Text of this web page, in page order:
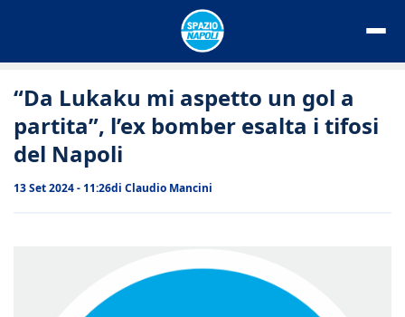
“Da Lukaku mi aspetto un gol a
partita”, l’ex bomber esalta i tifosi
del Napoli
13 Set 2024 - 11:26di Claudio Mancini